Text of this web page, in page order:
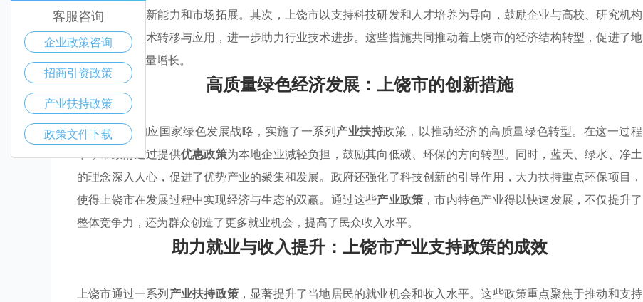
持，以提高创新能力和市场拓展。其次，上饶市以支持科技研发和人才培养为导向，鼓励企业与高校、研究机构
合作，加强技术转移与应用，进一步助力行业技术进步。这些措施共同推动着上饶市的经济结构转型，促进了地
方经济的高质量增长。
高质量绿色经济发展：上饶市的创新措施
上饶市积极响应国家绿色发展战略，实施了一系列产业扶持政策，以推动经济的高质量绿色转型。在这一过程
中，市政府通过提供优惠政策为本地企业减轻负担，鼓励其向低碳、环保的方向转型。同时，蓝天、绿水、净土
的理念深入人心，促进了优势产业的聚集和发展。政府还强化了科技创新的引导作用，大力扶持重点环保项目，
使得上饶市在发展过程中实现经济与生态的双赢。通过这些产业政策 ，市内特色产业得以快速发展，不仅提升了
整体竞争力，还为群众创造了更多就业机会，提高了民众收入水平。
助力就业与收入提升：上饶市产业支持政策的成效
上饶市通过一系列产业扶持政策，显著提升了当地居民的就业机会和收入水平。这些政策重点聚焦于推动和支持
客服咨询
企业政策咨询
招商引资政策
产业扶持政策
政策文件下载